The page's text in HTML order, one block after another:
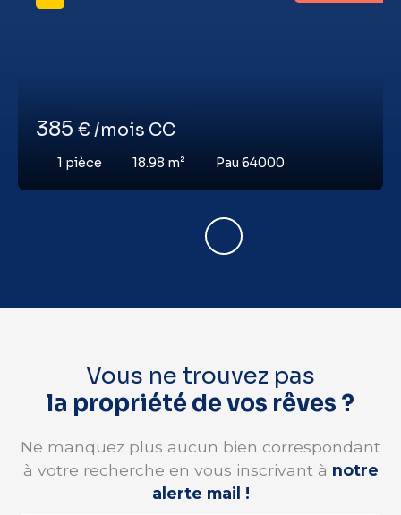
385 € /mois CC
1 pièce 18.98 m² Pau 64000
Vous ne trouvez pas
la propriété de vos rêves ?
Ne manquez plus aucun bien correspondant
à votre recherche en vous inscrivant à notre
alerte mail !